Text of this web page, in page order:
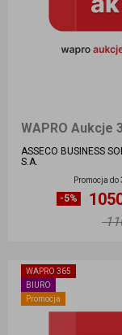
ASSECO BUSINESS
S.A.
Promocja do
-5%
Ilość sztuk
WAPRO 365
BIURO
Promocja